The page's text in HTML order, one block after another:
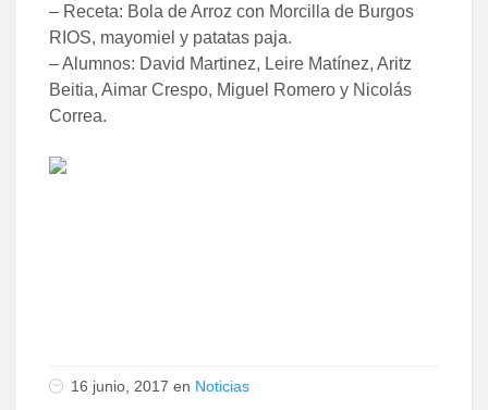
– Receta: Bola de Arroz con Morcilla de Burgos
RIOS, mayomiel y patatas paja.
– Alumnos: David Martinez, Leire Matínez, Aritz
Beitia, Aimar Crespo, Miguel Romero y Nicolás
Correa.
16 junio, 2017 en Noticias